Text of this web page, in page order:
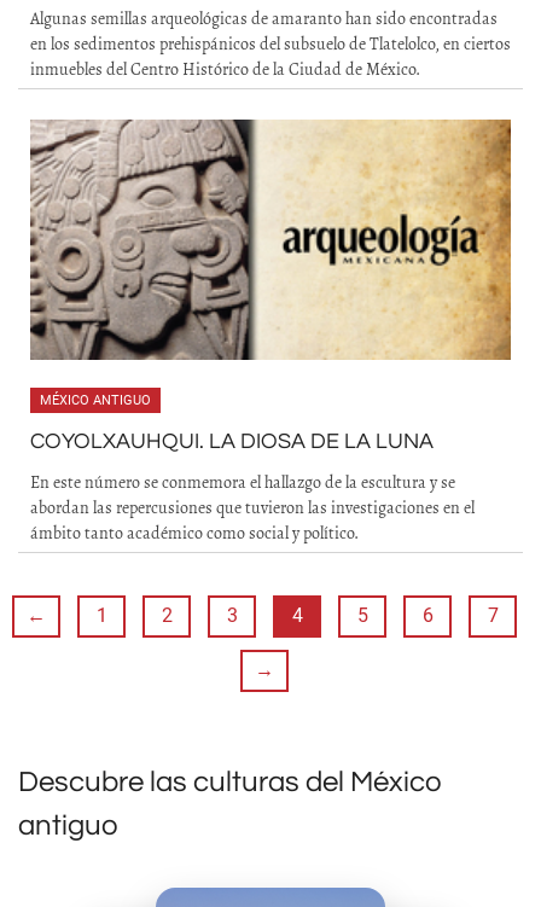
Algunas semillas arqueológicas de amaranto han sido encontradas
en los sedimentos prehispánicos del subsuelo de Tlatelolco, en ciertos
inmuebles del Centro Histórico de la Ciudad de México.
MÉXICO ANTIGUO
COYOLXAUHQUI. LA DIOSA DE LA LUNA
En este número se conmemora el hallazgo de la escultura y se
abordan las repercusiones que tuvieron las investigaciones en el
ámbito tanto académico como social y político.
← 1 2 3 4 5 6 7
→
Descubre las culturas del México
antiguo